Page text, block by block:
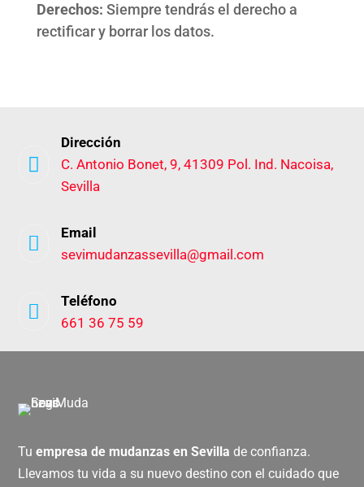
Derechos: Siempre tendrás el derecho a
rectificar y borrar los datos.

Dirección
C. Antonio Bonet, 9, 41309 Pol. Ind. Nacoisa,
Sevilla

Email
sevimudanzassevilla@gmail.com

Teléfono
661 36 75 59
Tuempresa de mudanzas en Sevilla de confianza.
Llevamos tu vida a su nuevo destino con el cuidado que